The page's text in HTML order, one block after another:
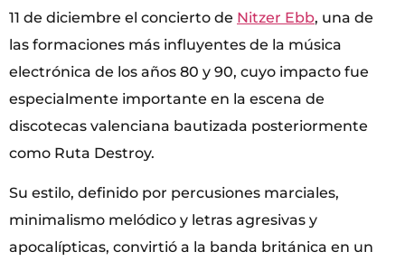
11 de diciembre el concierto de Nitzer Ebb, una de
las formaciones más influyentes de la música
electrónica de los años 80 y 90, cuyo impacto fue
especialmente importante en la escena de
discotecas valenciana bautizada posteriormente
como Ruta Destroy.
Su estilo, definido por percusiones marciales,
minimalismo melódico y letras agresivas y
apocalípticas, convirtió a la banda británica en un